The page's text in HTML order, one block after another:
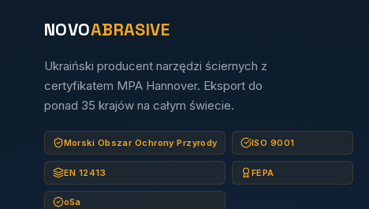
NOVOABRASIVE
Ukraiński producent narzędzi ściernych z
certyfikatem MPA Hannover. Eksport do
ponad 35 krajów na całym świecie.
Morski Obszar Ochrony Przyrody ISO 9001
EN 12413 FEPA
oSa